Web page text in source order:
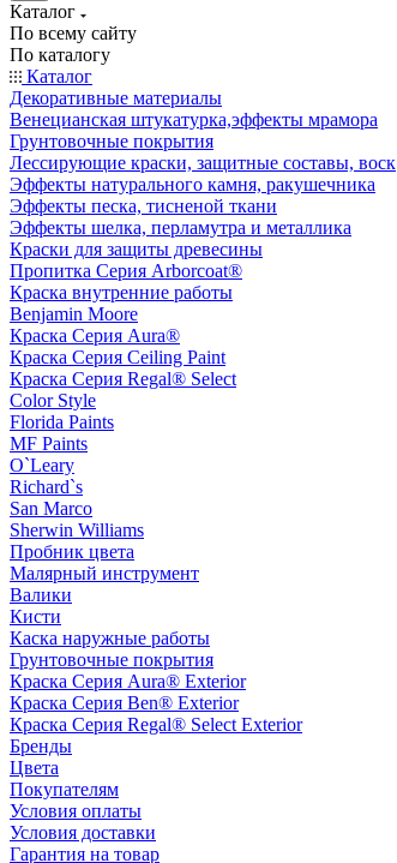
Каталог
По всему сайту
По каталогу
Каталог
Декоративные материалы
Венецианская штукатурка,эффекты мрамора
Грунтовочные покрытия
Лессирующие краски, защитные составы, воск
Эффекты натурального камня, ракушечника
Эффекты песка, тисненой ткани
Эффекты шелка, перламутра и металлика
Краски для защиты древесины
Пропитка Серия Arborcoat®
Краска внутренние работы
Benjamin Moore
Краска Серия Aura®
Краска Серия Ceiling Paint
Краска Серия Regal® Select
Color Style
Florida Paints
MF Paints
O`Leary
Richard`s
San Marco
Sherwin Williams
Пробник цвета
Малярный инструмент
Валики
Кисти
Каска наружные работы
Грунтовочные покрытия
Краска Серия Aura® Exterior
Краска Серия Ben® Exterior
Краска Серия Regal® Select Exterior
Бренды
Цвета
Покупателям
Условия оплаты
Условия доставки
Гарантия на товар